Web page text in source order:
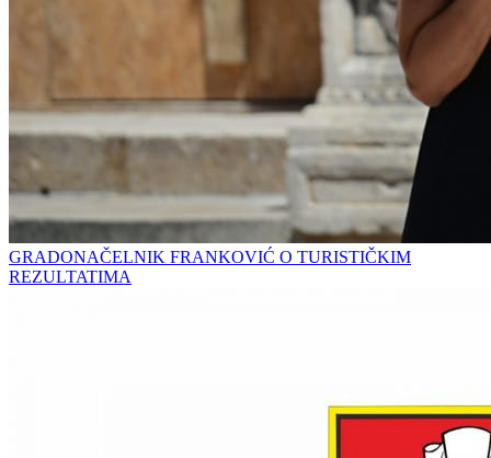
GRADONAČELNIK FRANKOVIĆ O TURISTIČKIM
REZULTATIMA